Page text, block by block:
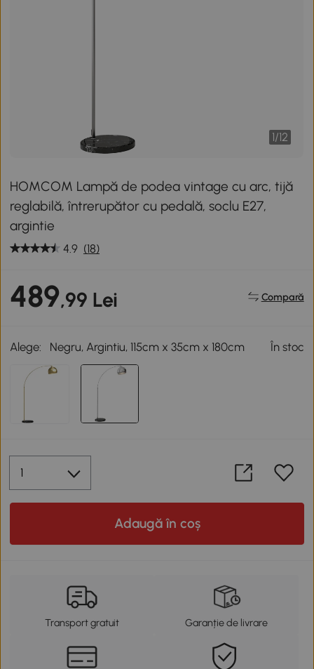
1/12
HOMCOM Lampă de podea vintage cu arc, tijă
reglabilă, întrerupător cu pedală, soclu E27,
argintie
4.9 (18)
489,99 Lei Compară
Alege: Negru, Argintiu, 115cm x 35cm x 180cm În stoc
Adaugă în coș
Transport gratuit Garanție de livrare